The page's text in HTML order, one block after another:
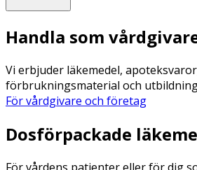
Handla som
Vi erbjuder läkemedel,
förbrukningsmaterial och
För vårdgivare och företag
Dosförpackade
För vårdens patienter eller för dig